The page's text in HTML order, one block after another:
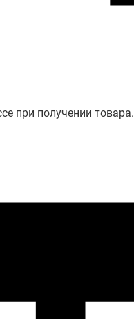
при получении товара.